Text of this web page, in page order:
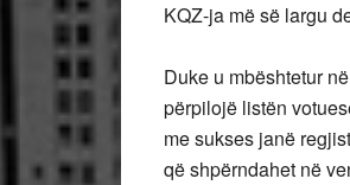
KQZ-ja më së largu
Duke u mbështetur
përpilojë listën
me sukses janë
që shpërndahet në